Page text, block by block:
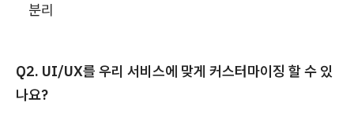
분리
Q2. UI/UX를 우리 서비스에 맞게 커스터마이징 할 수 있
나요?